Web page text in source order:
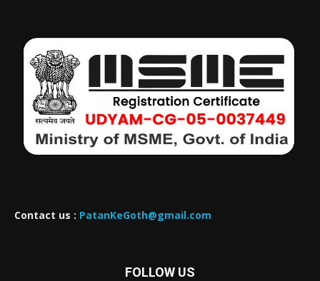
Contact us : PatanKeGoth@gmail.com
FOLLOW US